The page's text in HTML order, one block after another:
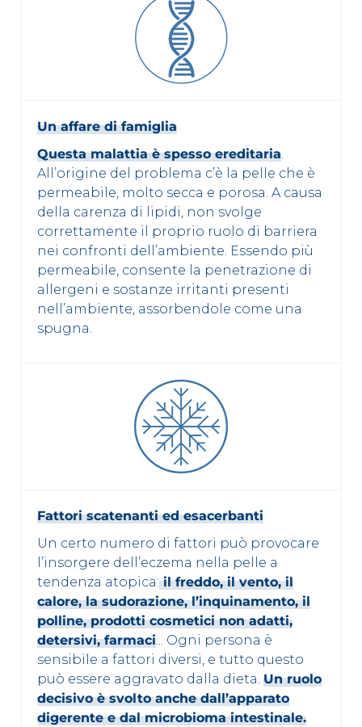
Un affare di famiglia
Questa malattia è spesso ereditaria.
All’origine del problema c’è la pelle che è
permeabile, molto secca e porosa. A causa
della carenza di lipidi, non svolge
correttamente il proprio ruolo di barriera
nei confronti dell’ambiente. Essendo più
permeabile, consente la penetrazione di
allergeni e sostanze irritanti presenti
nell’ambiente, assorbendole come una
spugna.
Fattori scatenanti ed esacerbanti
Un certo numero di fattori può provocare
l’insorgere dell’eczema nella pelle a
tendenza atopica:il freddo, il vento, il
calore, la sudorazione, l’inquinamento, il
polline, prodotti cosmetici non adatti,
detersivi, farmaci... Ogni persona è
sensibile a fattori diversi, e tutto questo
può essere aggravato dalla dieta. Un ruolo
decisivo è svolto anche dall’apparato
digerente e dal microbioma intestinale.